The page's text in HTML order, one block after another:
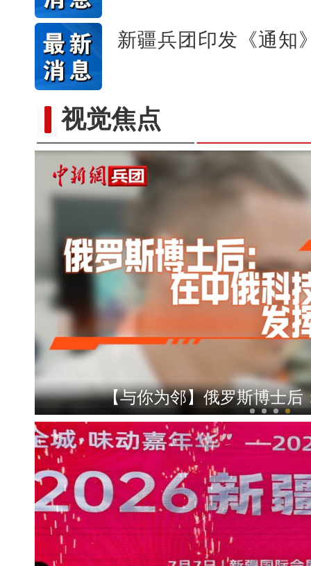
新疆兵团印发《通
视觉焦点
以“阅读+文旅+非遗+农技”
【与你为邻】俄罗斯博士后